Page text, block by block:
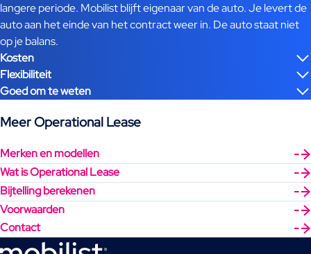
langere periode. Mobilist blijft eigenaar van de auto. Je levert de
auto aan het einde van het contract weer in. De auto staat niet
op je balans.
Kosten
Flexibiliteit
Goed om te weten
Meer Operational Lease
Merken en modellen
Wat is Operational Lease
Bijtelling berekenen
Voorwaarden
Contact